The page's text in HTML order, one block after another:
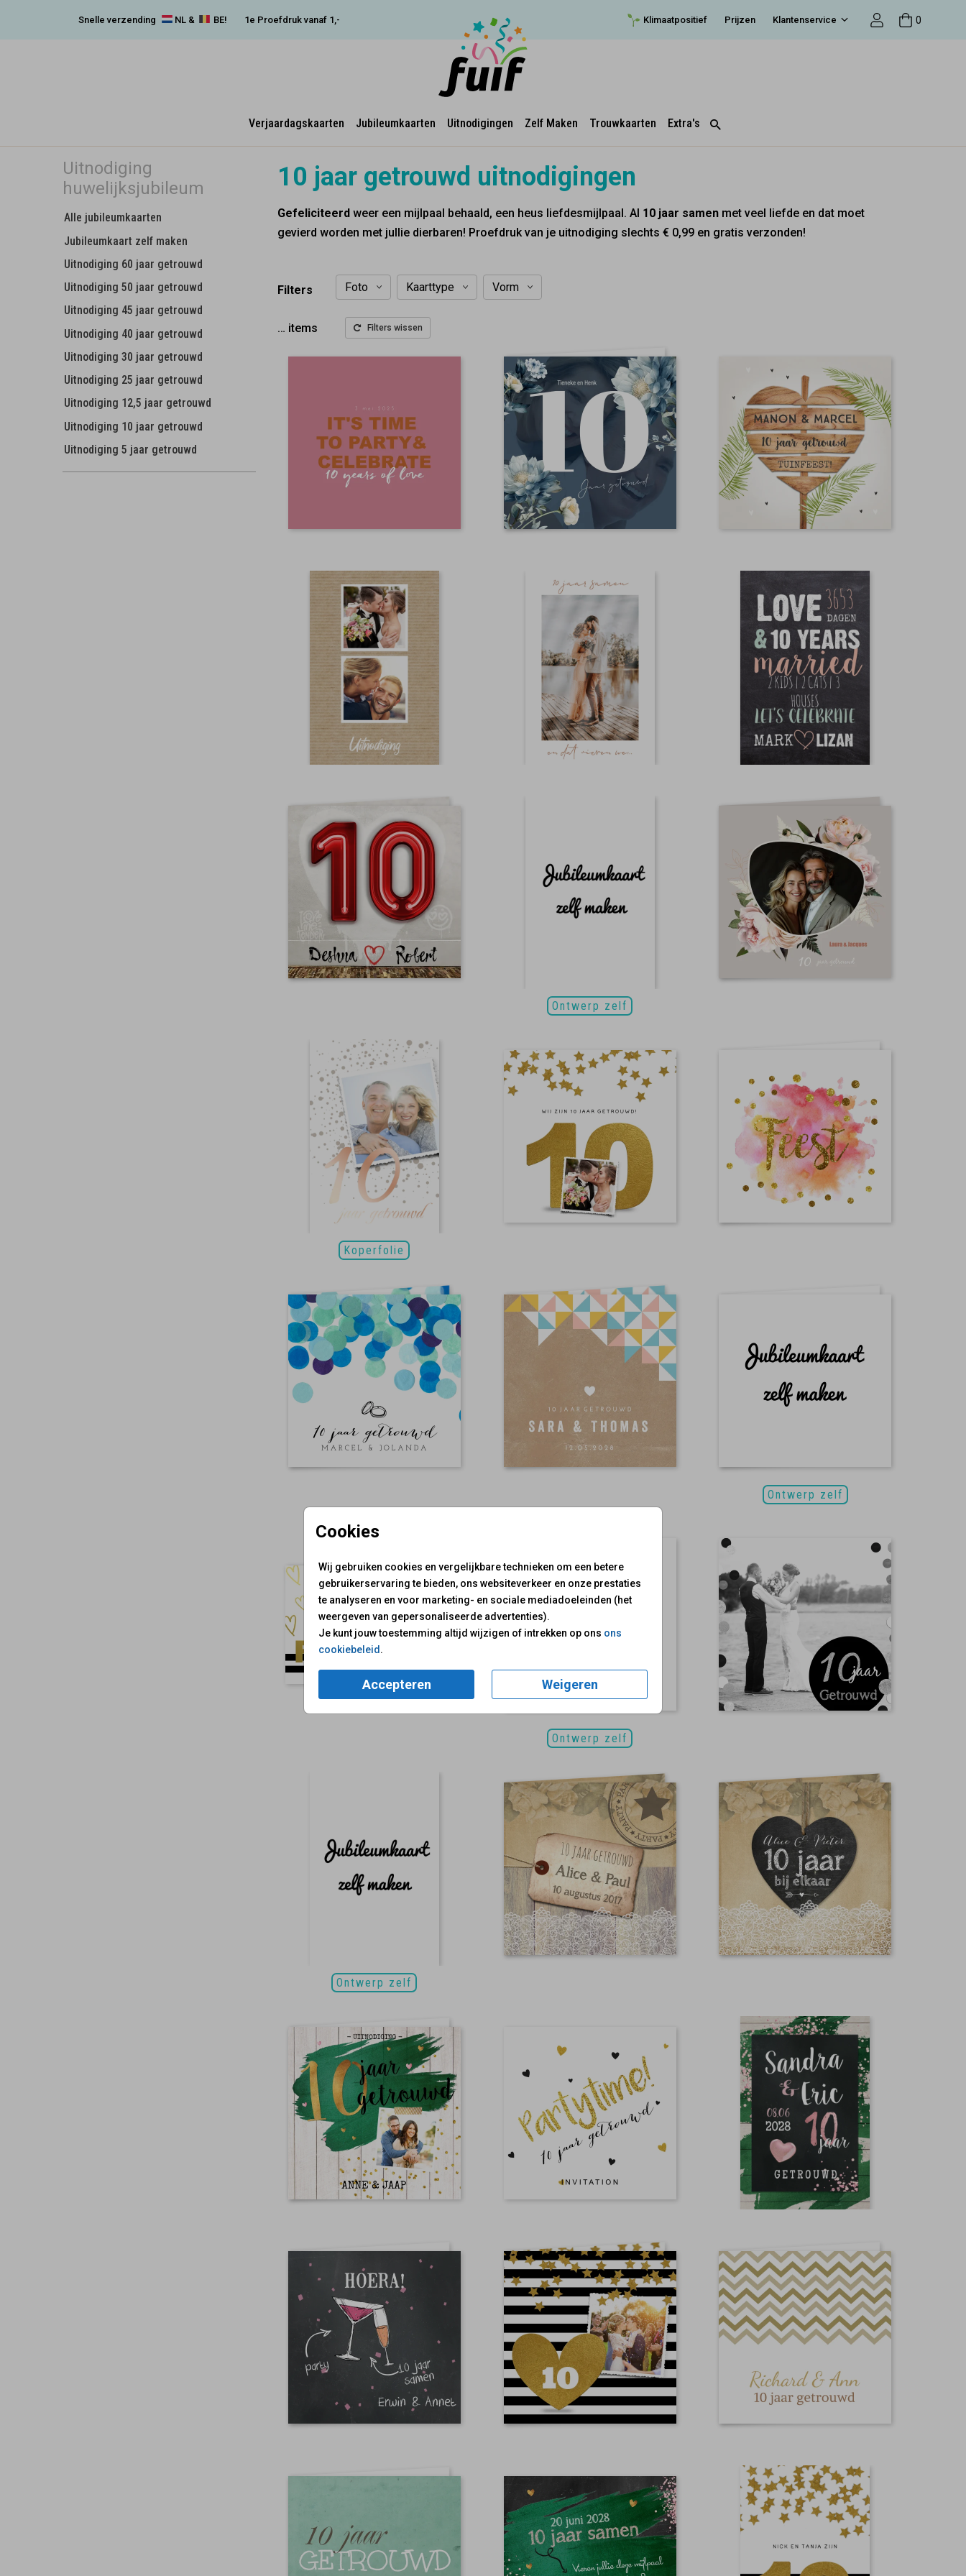
Snelle verzending NL & BE! 1e Proefdruk vanaf 1,- Klimaatpositief Prijzen Klantenservice 0
Verjaardagskaarten Jubileumkaarten Uitnodigingen Zelf Maken Trouwkaarten Extra's
Cookies
Wij gebruiken cookies en vergelijkbare technieken om een betere
gebruikerservaring te bieden, ons websiteverkeer en onze prestaties
te analyseren en voor marketing- en sociale mediadoeleinden (het
weergeven van gepersonaliseerde advertenties).
Je kunt jouw toestemming altijd wijzigen of intrekken op ons ons
cookiebeleid.
Accepteren Weigeren
Uitnodiging
huwelijksjubileum
Alle jubileumkaarten
Jubileumkaart zelf maken
Uitnodiging 60 jaar getrouwd
Uitnodiging 50 jaar getrouwd
Uitnodiging 45 jaar getrouwd
Uitnodiging 40 jaar getrouwd
Uitnodiging 30 jaar getrouwd
Uitnodiging 25 jaar getrouwd
Uitnodiging 12,5 jaar getrouwd
Uitnodiging 10 jaar getrouwd
Uitnodiging 5 jaar getrouwd
10 jaar getrouwd uitnodigingen
Gefeliciteerd weer een mijlpaal behaald, een heus liefdesmijlpaal. Al 10 jaar samen met veel liefde en dat moet
gevierd worden met jullie dierbaren! Proefdruk van je uitnodiging slechts € 0,99 en gratis verzonden!
Filters Foto Kaarttype Vorm
… items Filters wissen
Ontwerp zelf
Koperfolie
Ontwerp zelf
Ontwerp zelf
Ontwerp zelf